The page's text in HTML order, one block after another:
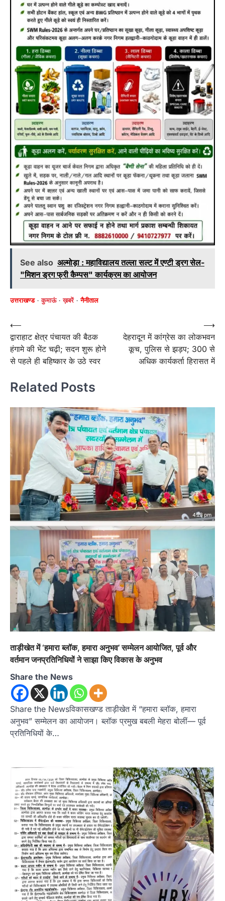
See also अल्मोड़ा : महाविद्यालय तल्ला सल्ट में एण्टी ड्रग सेल-
"मिशन ड्रग फ्री कैम्पस" कार्यक्रम का आयोजन
उत्तराखण्ड कुमाऊं ख़बरें नैनीताल
Post
navigation
⟵
द्वाराहाट क्षेत्र पंचायत की बैठक
हंगामे की भेंट चढ़ी; सदन शुरू होने
से पहले ही बहिष्कार के उठे स्वर
देहरादून में कांग्रेस का लोकभवन
कूच, पुलिस से झड़प; 300 से
अधिक कार्यकर्ता हिरासत में
⟶
Related Posts
ताड़ीखेत में ‘हमारा ब्लॉक, हमारा अनुभव’ सम्मेलन आयोजित, पूर्व और
वर्तमान जनप्रतिनिधियों ने साझा किए विकास के अनुभव
Share the News
Share the Newsविकासखण्ड ताड़ीखेत में “हमारा ब्लॉक, हमारा
अनुभव” सम्मेलन का आयोजन। ब्लॉक प्रमुख बबली मेहरा बोलीं— पूर्व
प्रतिनिधियों के…